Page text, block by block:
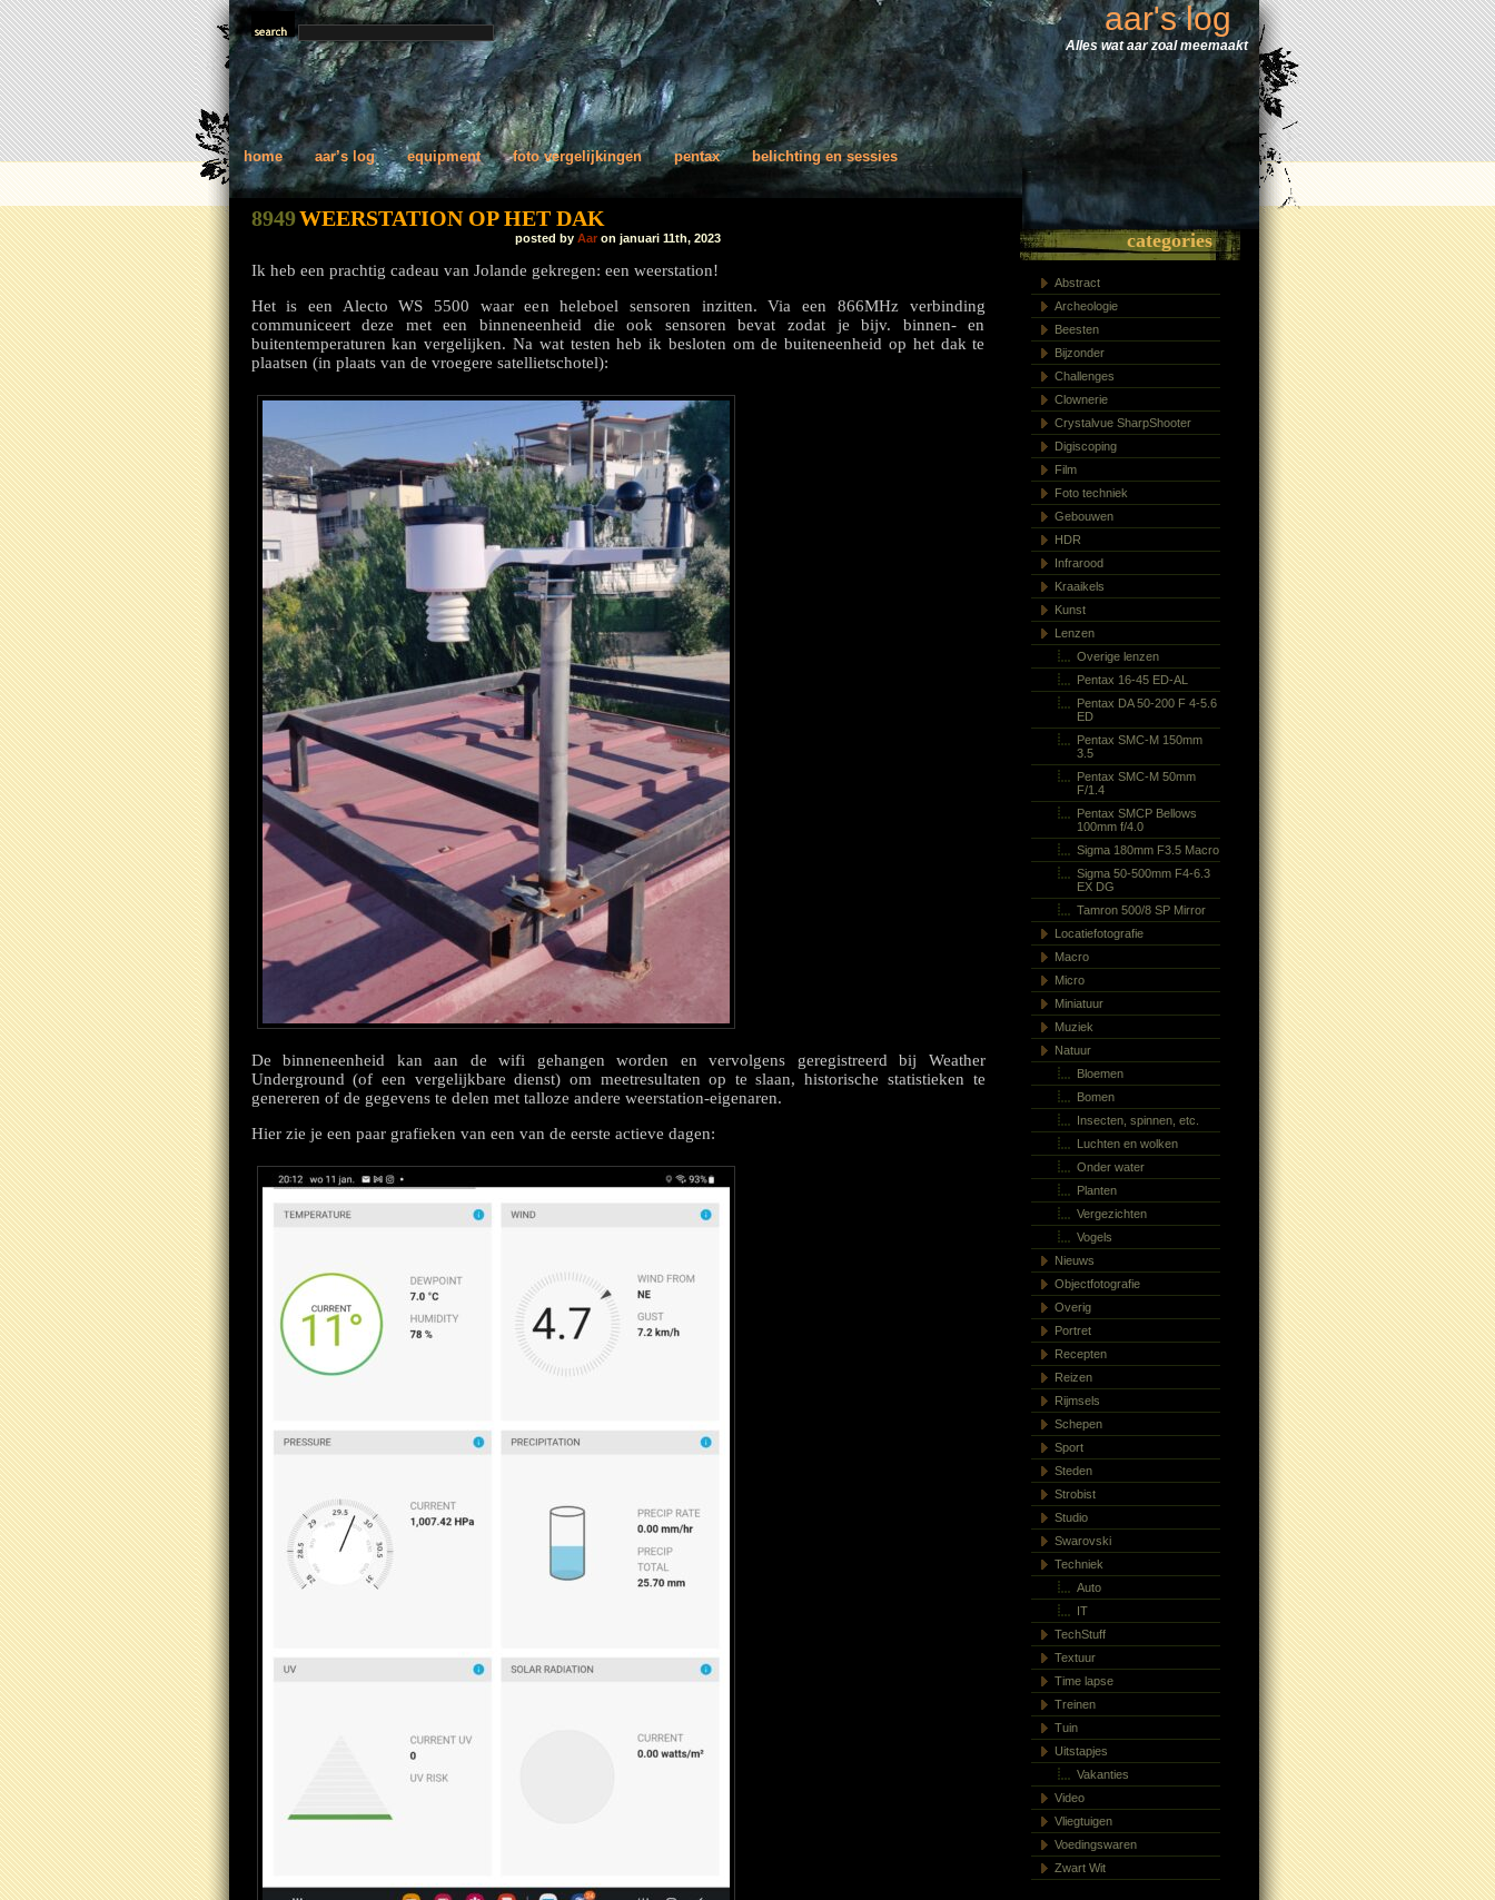
aar's log
Alles wat aar zoal meemaakt
home aar’s log equipment foto vergelijkingen pentax belichting en sessies
8949WEERSTATION OP HET DAK
posted by Aar on januari 11th, 2023
Ik heb een prachtig cadeau van Jolande gekregen: een weerstation!
Het is een Alecto WS 5500 waar een heleboel sensoren inzitten. Via een 866MHz verbinding
communiceert deze met een binneneenheid die ook sensoren bevat zodat je bijv. binnen- en
buitentemperaturen kan vergelijken. Na wat testen heb ik besloten om de buiteneenheid op het dak te
plaatsen (in plaats van de vroegere satellietschotel):
De binneneenheid kan aan de wifi gehangen worden en vervolgens geregistreerd bij Weather
Underground (of een vergelijkbare dienst) om meetresultaten op te slaan, historische statistieken te
genereren of de gegevens te delen met talloze andere weerstation-eigenaren.
Hier zie je een paar grafieken van een van de eerste actieve dagen:
categories
Abstract
Archeologie
Beesten
Bijzonder
Challenges
Clownerie
Crystalvue SharpShooter
Digiscoping
Film
Foto techniek
Gebouwen
HDR
Infrarood
Kraaikels
Kunst
Lenzen
Overige lenzen
Pentax 16-45 ED-AL
Pentax DA 50-200 F 4-5.6
ED
Pentax SMC-M 150mm
3.5
Pentax SMC-M 50mm
F/1.4
Pentax SMCP Bellows
100mm f/4.0
Sigma 180mm F3.5 Macro
Sigma 50-500mm F4-6.3
EX DG
Tamron 500/8 SP Mirror
Locatiefotografie
Macro
Micro
Miniatuur
Muziek
Natuur
Bloemen
Bomen
Insecten, spinnen, etc.
Luchten en wolken
Onder water
Planten
Vergezichten
Vogels
Nieuws
Objectfotografie
Overig
Portret
Recepten
Reizen
Rijmsels
Schepen
Sport
Steden
Strobist
Studio
Swarovski
Techniek
Auto
IT
TechStuff
Textuur
Time lapse
Treinen
Tuin
Uitstapjes
Vakanties
Video
Vliegtuigen
Voedingswaren
Zwart Wit